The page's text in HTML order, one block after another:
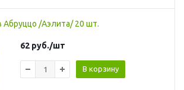
Абруццо /Аэлита/ 20 шт.
62 руб./шт
В корзину